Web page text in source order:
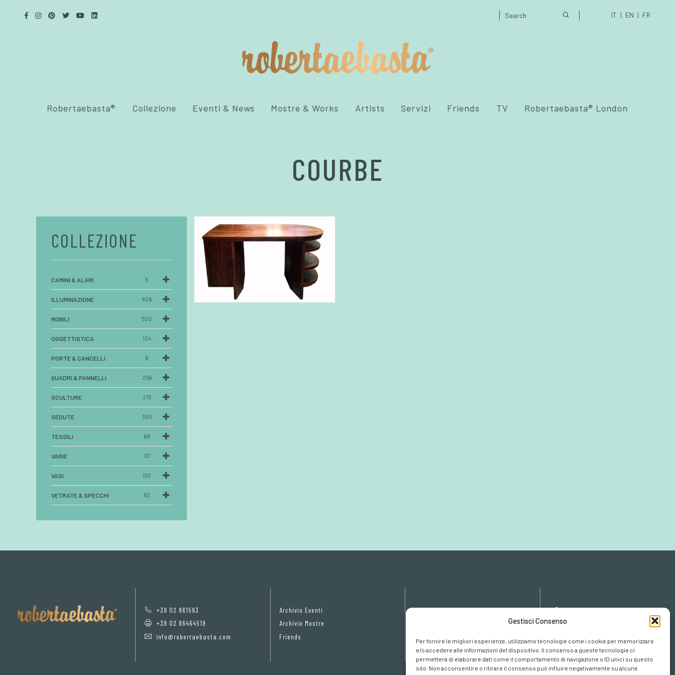
Gestisci Consenso
Per fornire le migliori esperienze, utilizziamo tecnologie come i cookie per memorizzare
e/o accedere alle informazioni del dispositivo. Il consenso a queste tecnologie ci
permetterà di elaborare dati come il comportamento di navigazione o ID unici su questo
sito. Non acconsentire o ritirare il consenso può influire negativamente su alcune
IT EN FR
Robertaebasta® Collezione Eventi & News Mostre & Works Artists Servizi Friends TV Robertaebasta® London
COURBE
COLLEZIONE
CAMINI & ALARI 5
ILLUMINAZIONE 626
MOBILI 520
OGGETTISTICA 124
PORTE & CANCELLI 6
QUADRI & PANNELLI 256
SCULTURE 215
SEDUTE 385
TESSILI 69
VARIE 137
VASI 153
VETRATE & SPECCHI 83
+39 02 861593
+39 02 86464519
info@robertaebasta.com
Archivio Eventi
Archivio Mostre
Friends
Privacy Policy